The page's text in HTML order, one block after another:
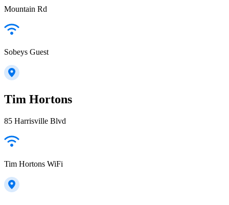
Mountain Rd
Sobeys Guest
Tim Hortons
85 Harrisville Blvd
Tim Hortons WiFi